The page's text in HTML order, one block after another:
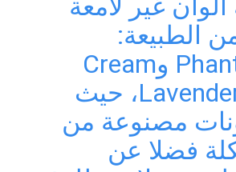
الطبيعة:
Phantom Black وCream
وGreen و Lavender، حيث
مصنوعة من
فضلا عن